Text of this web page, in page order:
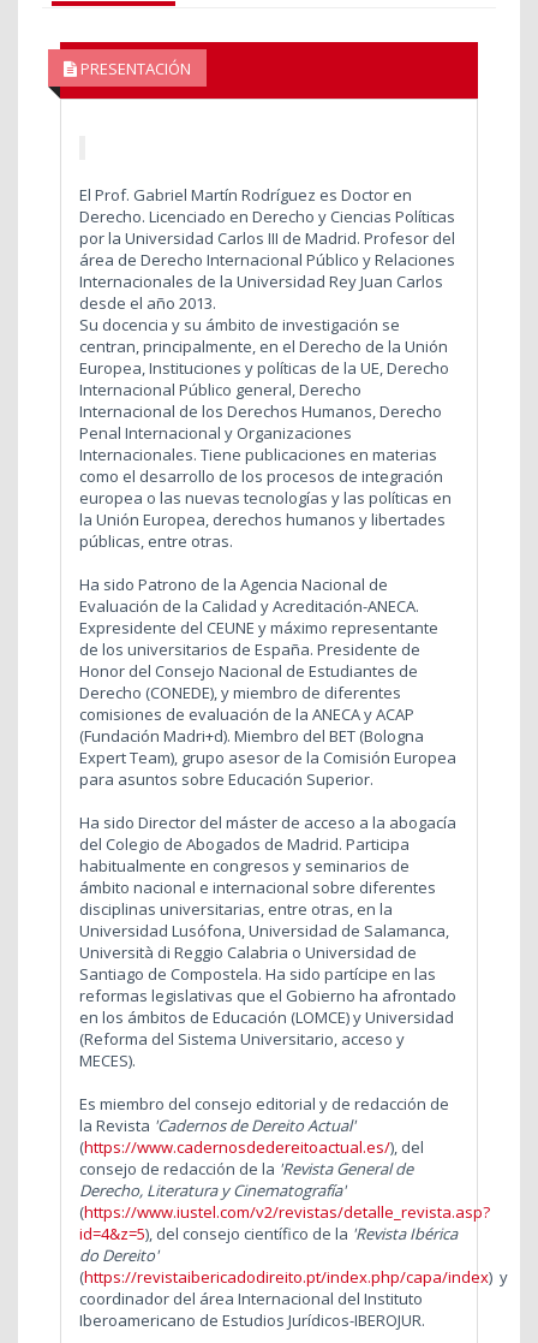
PRESENTACIÓN
El Prof. Gabriel Martín Rodríguez es Doctor en
Derecho. Licenciado en Derecho y Ciencias Políticas
por la Universidad Carlos III de Madrid. Profesor del
área de Derecho Internacional Público y Relaciones
Internacionales de la Universidad Rey Juan Carlos
desde el año 2013.
Su docencia y su ámbito de investigación se
centran, principalmente, en el Derecho de la Unión
Europea, Instituciones y políticas de la UE, Derecho
Internacional Público general, Derecho
Internacional de los Derechos Humanos, Derecho
Penal Internacional y Organizaciones
Internacionales. Tiene publicaciones en materias
como el desarrollo de los procesos de integración
europea o las nuevas tecnologías y las políticas en
la Unión Europea, derechos humanos y libertades
públicas, entre otras.
Ha sido Patrono de la Agencia Nacional de
Evaluación de la Calidad y Acreditación-ANECA.
Expresidente del CEUNE y máximo representante
de los universitarios de España. Presidente de
Honor del Consejo Nacional de Estudiantes de
Derecho (CONEDE), y miembro de diferentes
comisiones de evaluación de la ANECA y ACAP
(Fundación Madri+d). Miembro del BET (Bologna
Expert Team), grupo asesor de la Comisión Europea
para asuntos sobre Educación Superior.
Ha sido Director del máster de acceso a la abogacía
del Colegio de Abogados de Madrid. Participa
habitualmente en congresos y seminarios de
ámbito nacional e internacional sobre diferentes
disciplinas universitarias, entre otras, en la
Universidad Lusófona, Universidad de Salamanca,
Università di Reggio Calabria o Universidad de
Santiago de Compostela. Ha sido partícipe en las
reformas legislativas que el Gobierno ha afrontado
en los ámbitos de Educación (LOMCE) y Universidad
(Reforma del Sistema Universitario, acceso y
MECES).
Es miembro del consejo editorial y de redacción de
la Revista 'Cadernos de Dereito Actual'
(https://www.cadernosdedereitoactual.es/), del
consejo de redacción de la 'Revista General de
Derecho, Literatura y Cinematografía'
(https://www.iustel.com/v2/revistas/detalle_revista.asp?
id=4&z=5), del consejo científico de la 'Revista Ibérica
do Dereito'
(https://revistaibericadodireito.pt/index.php/capa/index) y
coordinador del área Internacional del Instituto
Iberoamericano de Estudios Jurídicos-IBEROJUR.